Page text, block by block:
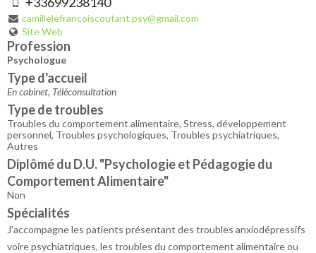
camillelefrancoiscoutant.psy@gmail.com
Site Web
Profession
Psychologue
Type d'accueil
En cabinet, Téléconsultation
Type de troubles
Troubles du comportement alimentaire, Stress, développement
personnel, Troubles psychologiques, Troubles psychiatriques,
Autres
Diplômé du D.U. "Psychologie et Pédagogie du
Comportement Alimentaire"
Non
Spécialités
J’accompagne les patients présentant des troubles anxiodépressifs
voire psychiatriques, les troubles du comportement alimentaire ou